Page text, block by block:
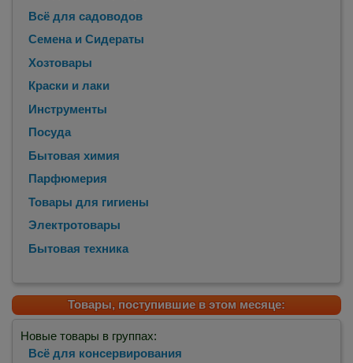
Всё для садоводов
Семена и Сидераты
Хозтовары
Краски и лаки
Инструменты
Посуда
Бытовая химия
Парфюмерия
Товары для гигиены
Электротовары
Бытовая техника
Товары, поступившие в этом месяце:
Новые товары в группах:
Всё для консервирования